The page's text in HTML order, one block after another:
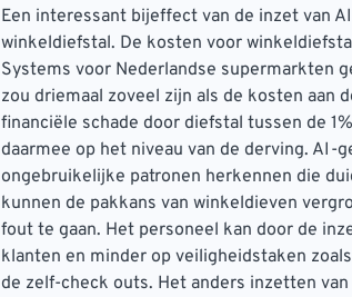
Een interessant bijeffect van de inzet van
winkeldiefstal. De kosten voor
Systems voor Nederlandse supermarkten
zou driemaal zoveel zijn als de kosten aan
financiële schade door diefstal tussen de
daarmee op het niveau van de derving. AI-
ongebruikelijke patronen herkennen die
kunnen de pakkans van winkeldieven
fout te gaan. Het personeel kan door de
klanten en minder op veiligheidstaken
de zelf-check outs. Het anders inzetten